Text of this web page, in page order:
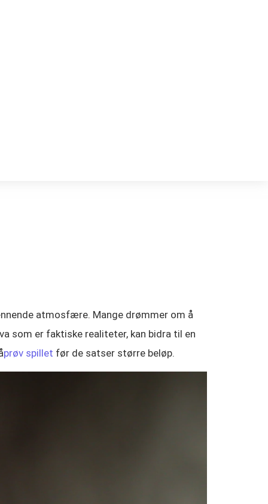
atmosfære. Mange drømmer om å
som er faktiske realiteter, kan bidra til en
prøv spillet før de satser større beløp.